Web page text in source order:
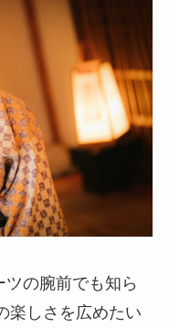
の腕前でも知ら
楽しさを広めたい